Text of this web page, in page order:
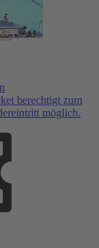
berechtigt zum
möglich.